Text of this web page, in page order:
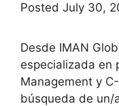
Posted July 30,
Desde IMAN
especializada en
Management y
búsqueda de un/